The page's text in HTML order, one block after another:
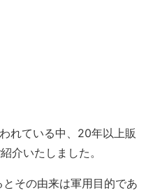
れている中、20年以上販
介いたしました。
その由来は軍用目的であ